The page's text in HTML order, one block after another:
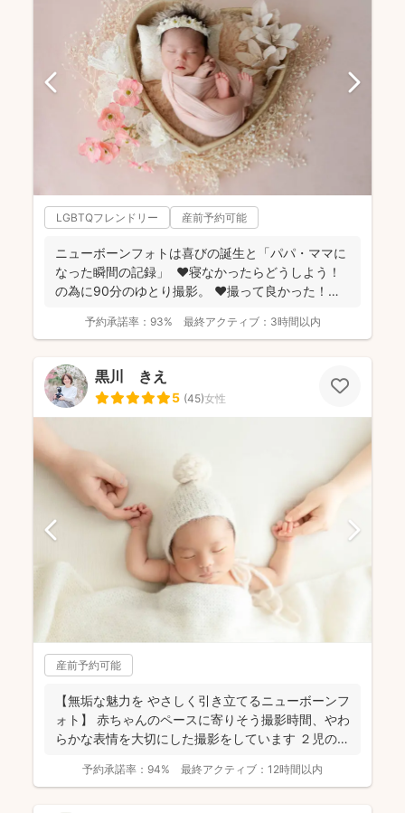
LGBTQフレンドリー 産前予約可能
ニューボーンフォトは喜びの誕生と「パパ・ママに
なった瞬間の記録」 ❤️寝なかったらどうしよう！
の為に90分のゆとり撮影。 ❤️撮って良かった！未
予約承諾率： 93% 最終アクティブ： 3時間以内
黒川 きえ
5 (45)女性
産前予約可能
【無垢な魅力を やさしく引き立てるニューボーンフ
ォト】 赤ちゃんのペースに寄りそう撮影時間、やわ
らかな表情を大切にした撮影をしています ２児の母
予約承諾率： 94% 最終アクティブ： 12時間以内